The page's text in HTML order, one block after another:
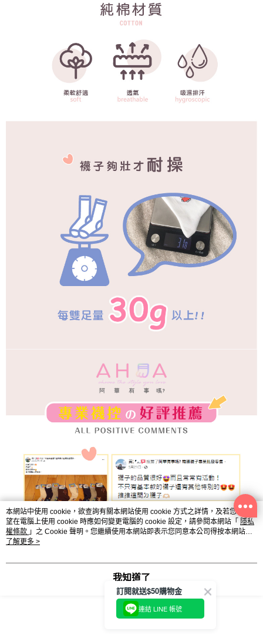
本網站中使用 cookie，欲查詢有關本網站使用 cookie 方式之詳情，及若您不希
望在電腦上使用 cookie 時應如何變更電腦的 cookie 設定，請參閱本網站「 隱私
權條款 」之 Cookie 聲明。您繼續使用本網站即表示您同意本公司得按本網站使
用條款之 Cookie 聲明使用 cookie。
了解更多 >
我知道了
訂閱就送$50購物金
連結 LINE 帳號